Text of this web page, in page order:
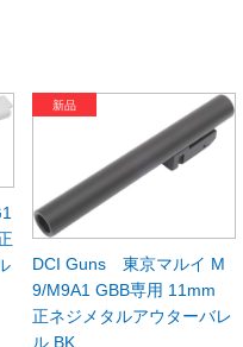
DCI Guns 東京マルイ M
9/M9A1 GBB専用 11mm
正ネジメタルアウターバレ
ル BK